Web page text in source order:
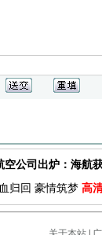
公司出炉：海航
归回 豪情筑梦 高